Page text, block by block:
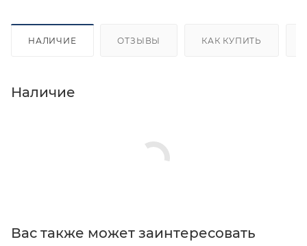
НАЛИЧИЕ ОТЗЫВЫ КАК КУПИТЬ
Наличие
Вас также может заинтересовать